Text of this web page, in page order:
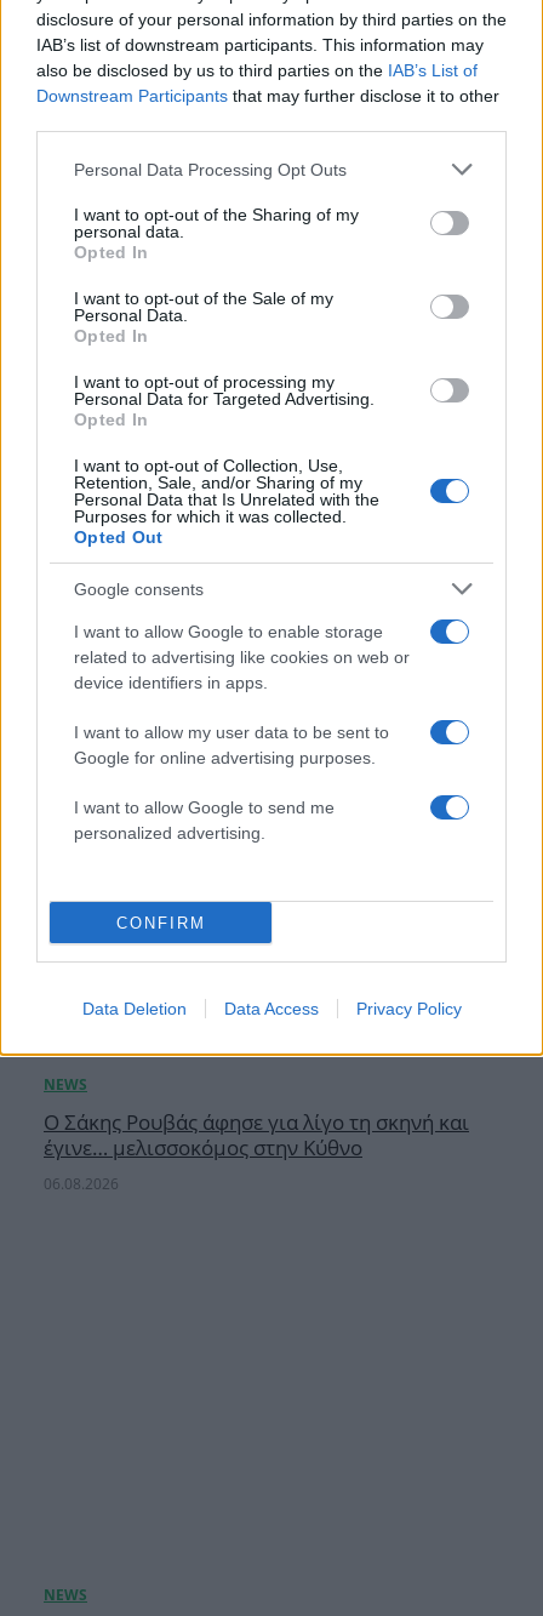
disclosure of your personal information by third parties on the
IAB’s list of downstream participants. This information may
also be disclosed by us to third parties on the IAB’s List of
Downstream Participants that may further disclose it to other
Please note that this website/app uses one or more Google
not limited to your visit or usage behaviour. You may click to
grant or deny consent to Google and its third-party tags to
use your data for below specified purposes in below Google
consent section.
Personal Data Processing Opt Outs
I want to opt-out of the Sharing of my
personal data.
Opted In
I want to opt-out of the Sale of my
Personal Data.
Opted In
I want to opt-out of processing my
Personal Data for Targeted Advertising.
Opted In
I want to opt-out of Collection, Use,
Retention, Sale, and/or Sharing of my
Personal Data that Is Unrelated with the
Purposes for which it was collected.
Opted Out
Google consents
I want to allow Google to enable storage
related to advertising like cookies on web or
device identifiers in apps.
I want to allow my user data to be sent to
Google for online advertising purposes.
I want to allow Google to send me
personalized advertising.
CONFIRM
Data Deletion Data Access Privacy Policy
Αθηνά Οικονομάκου: Το βίντεο από τις
διακοπές της στο Μπόρα Μπόρα και το δίλημμα
– «Είμαι ξαπλωμένη έχοντας αυτή τη θέα»
06.08.2026
Μαρία Κορινθίου: «Αισθάνομαι μπουχτισμένη»
δημοσιότητα
06.08.2026
Ο Σάκης Ρουβάς άφησε για λίγο τη σκηνή και
έγινε… μελισσοκόμος στην Κύθνο
06.08.2026